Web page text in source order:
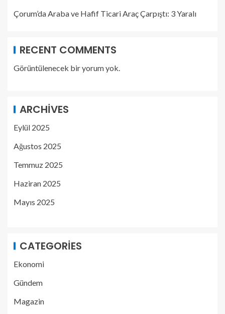
Çorum’da Araba ve Hafif Ticari Araç Çarpıştı: 3 Yaralı
RECENT COMMENTS
Görüntülenecek bir yorum yok.
ARCHIVES
Eylül 2025
Ağustos 2025
Temmuz 2025
Haziran 2025
Mayıs 2025
CATEGORIES
Ekonomi
Gündem
Magazin